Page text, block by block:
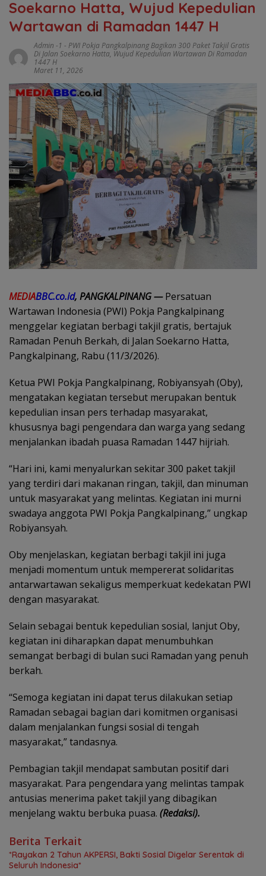
Soekarno Hatta, Wujud Kepedulian
Wartawan di Ramadan 1447 H
Admin -1 - PWI Pokja Pangkalpinang Bagikan 300 Paket Takjil Gratis
Di Jalan Soekarno Hatta, Wujud Kepedulian Wartawan Di Ramadan
1447 H
Maret 11, 2026
MEDIABBC.co.id, PANGKALPINANG —Persatuan
Wartawan Indonesia (PWI) Pokja Pangkalpinang
menggelar kegiatan berbagi takjil gratis, bertajuk
Ramadan Penuh Berkah, di Jalan Soekarno Hatta,
Pangkalpinang, Rabu (11/3/2026).
Ketua PWI Pokja Pangkalpinang, Robiyansyah (Oby),
mengatakan kegiatan tersebut merupakan bentuk
kepedulian insan pers terhadap masyarakat,
khususnya bagi pengendara dan warga yang sedang
menjalankan ibadah puasa Ramadan 1447 hijriah.
“Hari ini, kami menyalurkan sekitar 300 paket takjil
yang terdiri dari makanan ringan, takjil, dan minuman
untuk masyarakat yang melintas. Kegiatan ini murni
swadaya anggota PWI Pokja Pangkalpinang,” ungkap
Robiyansyah.
Oby menjelaskan, kegiatan berbagi takjil ini juga
menjadi momentum untuk mempererat solidaritas
antarwartawan sekaligus memperkuat kedekatan PWI
dengan masyarakat.
Selain sebagai bentuk kepedulian sosial, lanjut Oby,
kegiatan ini diharapkan dapat menumbuhkan
semangat berbagi di bulan suci Ramadan yang penuh
berkah.
“Semoga kegiatan ini dapat terus dilakukan setiap
Ramadan sebagai bagian dari komitmen organisasi
dalam menjalankan fungsi sosial di tengah
masyarakat,” tandasnya.
Pembagian takjil mendapat sambutan positif dari
masyarakat. Para pengendara yang melintas tampak
antusias menerima paket takjil yang dibagikan
menjelang waktu berbuka puasa. (Redaksi).
Berita Terkait
*Rayakan 2 Tahun AKPERSI, Bakti Sosial Digelar Serentak di
Seluruh Indonesia*